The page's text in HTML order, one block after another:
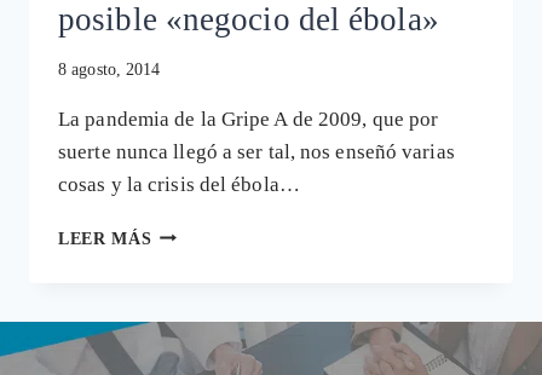
posible «negocio del ébola»
8 agosto, 2014
La pandemia de la Gripe A de 2009, que por
suerte nunca llegó a ser tal, nos enseñó varias
cosas y la crisis del ébola…
LEER MÁS EL
Y
EL